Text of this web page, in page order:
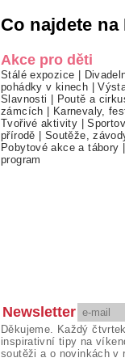
Co najdete
Akce pro děti
Stálé expozice |
pohádky v kinech |
Slavnosti | Poutě a
zámcích | Karnevaly,
Tvořivé aktivity |
přírodě | Soutěže,
Pobytové akce a tábory |
program
Newsletter
Děkujeme. Každý
inspirativní tipy na
soutěži a o novinkách v